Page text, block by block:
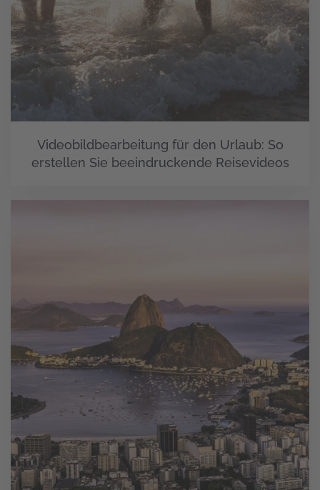
Videobildbearbeitung für den Urlaub: So
erstellen Sie beeindruckende Reisevideos